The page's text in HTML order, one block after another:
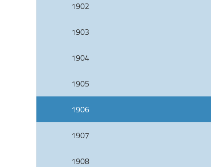
1902
1903
1904
1905
1906
1907
1908